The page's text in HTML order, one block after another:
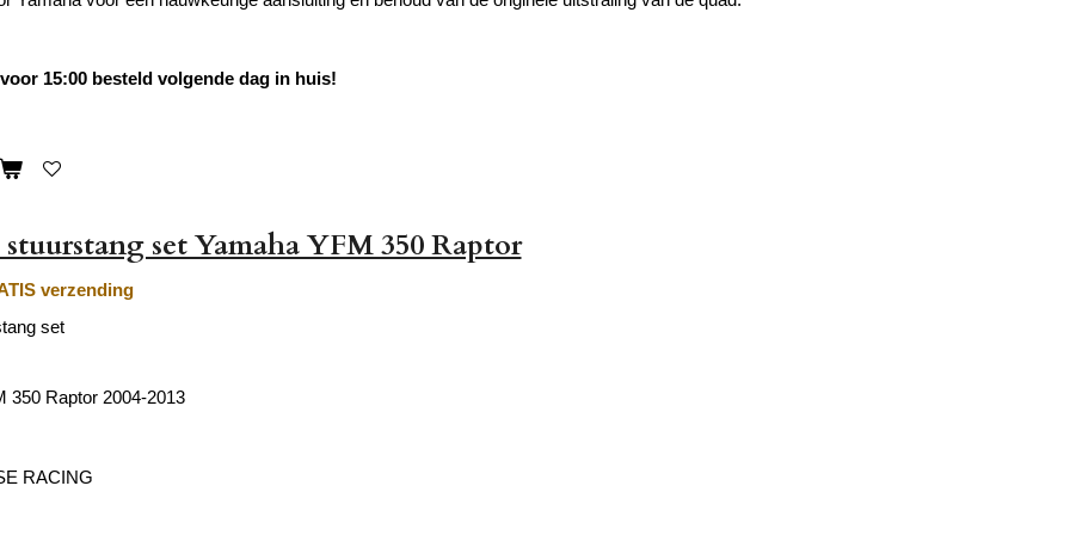
15:00 besteld volgende dag in huis!
set Yamaha YFM 350 Raptor
verzending
set
350 Raptor 2004-2013
RACING